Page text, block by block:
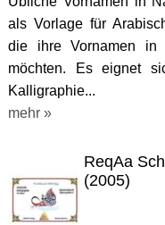
als Vorlage für
die ihre Vornamen in
möchten. Es eignet
Kalligraphie...
mehr »
ReqAa
(2005)